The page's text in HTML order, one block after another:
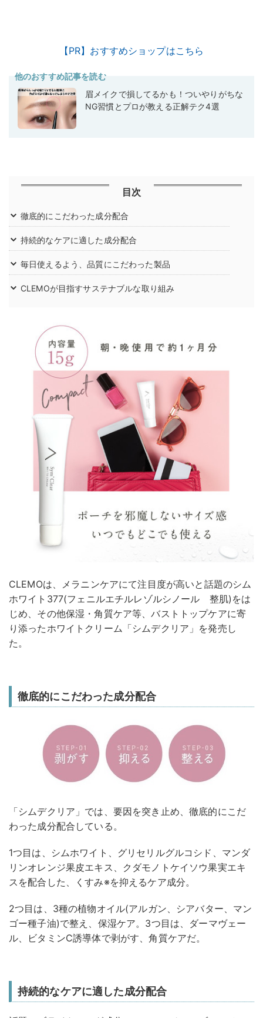
【PR】おすすめショップはこちら
他のおすすめ記事を読む
眉メイクで損してるかも！ついやりがちな
NG習慣とプロが教える正解テク4選
目次
徹底的にこだわった成分配合
持続的なケアに適した成分配合
毎日使えるよう、品質にこだわった製品
CLEMOが目指すサステナブルな取り組み
CLEMOは、メラニンケアにて注目度が高いと話題のシム
ホワイト377(フェニルエチルレゾルシノール 整肌)をは
じめ、その他保湿・角質ケア等、バストトップケアに寄
り添ったホワイトクリーム「シムデクリア」を発売し
た。
徹底的にこだわった成分配合
「シムデクリア」では、要因を突き止め、徹底的にこだ
わった成分配合している。
1つ目は、シムホワイト、グリセリルグルコシド、マンダ
リンオレンジ果皮エキス、クダモノトケイソウ果実エキ
スを配合した、くすみ※を抑えるケア成分。
2つ目は、3種の植物オイル(アルガン、シアバター、マン
ゴー種子油)で整え、保湿ケア。3つ目は、ダーマヴェー
ル、ビタミンC誘導体で剥がす、角質ケアだ。
持続的なケアに適した成分配合